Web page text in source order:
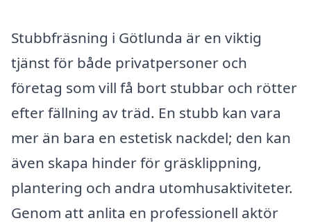
Stubbfräsning i Götlunda är en viktig
tjänst för både privatpersoner och
företag som vill få bort stubbar och rötter
efter fällning av träd. En stubb kan vara
mer än bara en estetisk nackdel; den kan
även skapa hinder för gräsklippning,
plantering och andra utomhusaktiviteter.
Genom att anlita en professionell aktör